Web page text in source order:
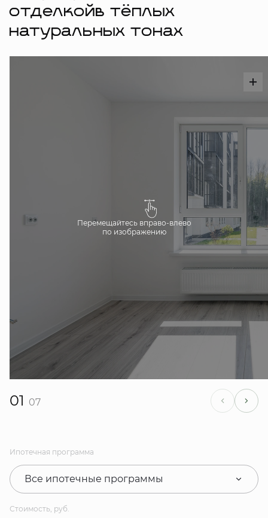
отделкойв тёплых
натуральных тонах
Перемещайтесь вправо-влево
по изображению
01 07
Ипотечная программа
Все ипотечные программы
Стоимость, руб.